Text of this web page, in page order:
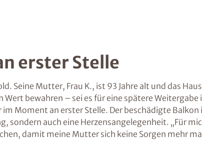
erster Stelle
Seine Mutter, Frau K., ist 93 Jahre alt und das
bewahren – sei es für eine spätere Weitergabe
Moment an erster Stelle. Der beschädigte
sondern auch eine Herzensangelegenheit. „Für
damit meine Mutter sich keine Sorgen mehr